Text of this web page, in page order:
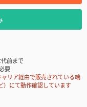
前まで
要
リア経由で販売されている端
）にて動作確認しています